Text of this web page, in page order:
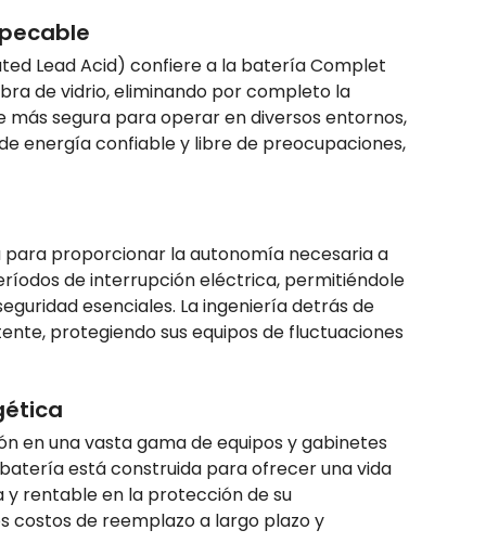
Lead Acid) confiere a la batería Complet
de vidrio, eliminando por completo la
segura para operar en diversos entornos,
energía confiable y libre de preocupaciones,
proporcionar la autonomía necesaria a
de interrupción eléctrica, permitiéndole
esenciales. La ingeniería detrás de
protegiendo sus equipos de fluctuaciones
en una vasta gama de equipos y gabinetes
está construida para ofrecer una vida
y rentable en la protección de su
costos de reemplazo a largo plazo y